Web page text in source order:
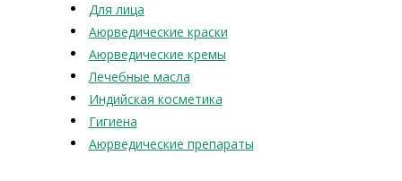
Для лица
Аюрведические краски
Аюрведические кремы
Лечебные масла
Индийская косметика
Гигиена
Аюрведические препараты